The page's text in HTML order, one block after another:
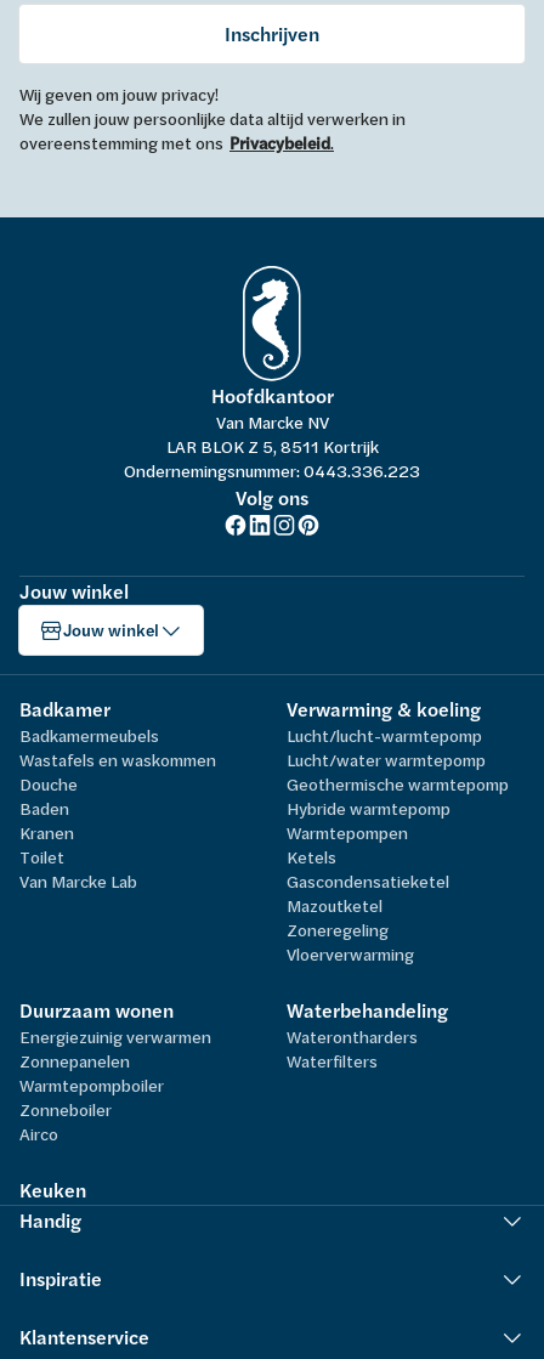
Inschrijven
Wij geven om jouw privacy!
We zullen jouw persoonlijke data altijd verwerken in
overeenstemming met ons Privacybeleid.
Hoofdkantoor
Van Marcke NV
LAR BLOK Z 5, 8511 Kortrijk
Ondernemingsnummer: 0443.336.223
Volg ons
Jouw winkel
Jouw winkel
Badkamer
Badkamermeubels
Wastafels en waskommen
Douche
Baden
Kranen
Toilet
Van Marcke Lab
Verwarming & koeling
Lucht/lucht-warmtepomp
Lucht/water warmtepomp
Geothermische warmtepomp
Hybride warmtepomp
Warmtepompen
Ketels
Gascondensatieketel
Mazoutketel
Zoneregeling
Vloerverwarming
Duurzaam wonen
Energiezuinig verwarmen
Zonnepanelen
Warmtepompboiler
Zonneboiler
Airco
Waterbehandeling
Waterontharders
Waterfilters
Keuken
Handig
Inspiratie
Klantenservice